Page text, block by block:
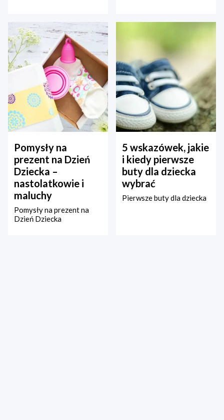
Pomysły na
prezent na Dzień
Dziecka –
nastolatkowie i
maluchy
Pomysły na prezent na
Dzień Dziecka
5 wskazówek, jakie
i kiedy pierwsze
buty dla dziecka
wybrać
Pierwsze buty dla dziecka